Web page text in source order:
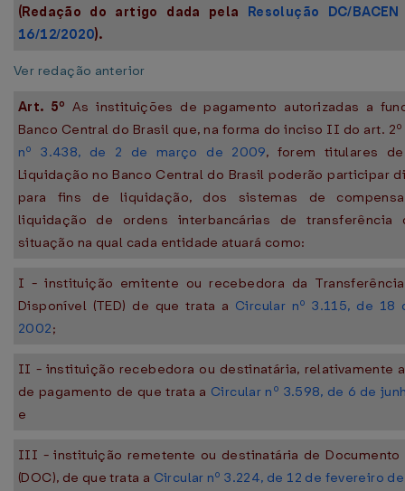
(Redação do artigo dada pela Resolução DC/
16/12/2020).
Ver redação anterior
Art. 5ºAs instituições de pagamento autorizadas a
Banco Central do Brasil que, na forma do inciso II do art.
nº 3.438, de 2 de março de 2009, forem titulares
Liquidação no Banco Central do Brasil poderão participar
para fins de liquidação, dos sistemas de
liquidação de ordens interbancárias de transferência
situação na qual cada entidade atuará como:
I - instituição emitente ou recebedora da
Disponível (TED) de que trata a Circular nº 3.115, de 18
2002;
II - instituição recebedora ou destinatária, relativamente
de pagamento de que trata a Circular nº 3.598, de 6 de
e
III - instituição remetente ou destinatária de Documento
(DOC), de que trata a Circular nº 3.224, de 12 de fevereiro